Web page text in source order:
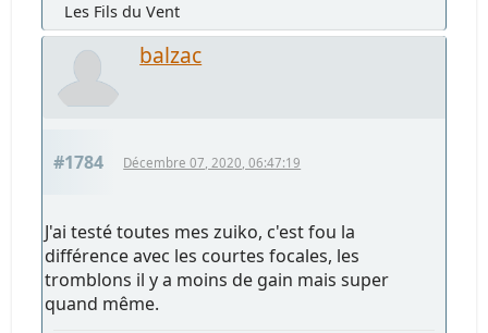
Les Fils du Vent
balzac
#1784 Décembre 07, 2020, 06:47:19
J'ai testé toutes mes zuiko, c'est fou la
différence avec les courtes focales, les
tromblons il y a moins de gain mais super
quand même.